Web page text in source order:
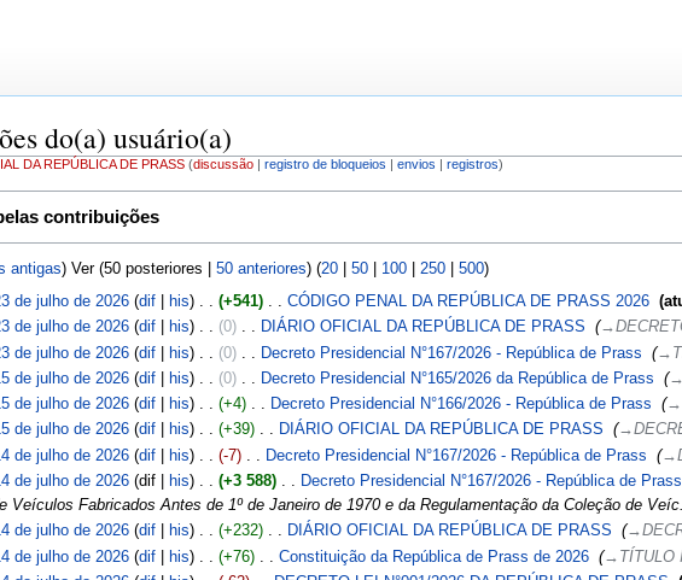
do(a) usuário(a)
DA REPÚBLICA DE PRASS discussão registro de bloqueios envios registros
contribuições
antigas) Ver (50 posteriores | 50 anteriores) (20| 50| 100| 250| 500)
de julho de 2026 dif his +541 ‎ CÓDIGO PENAL DA REPÚBLICA DE PRASS 2026‎
de julho de 2026 dif his 0 ‎ DIÁRIO OFICIAL DA REPÚBLICA DE PRASS
de julho de 2026 dif his 0 ‎ Decreto Presidencial N°167/2026 - República de Prass
de julho de 2026 dif his 0 ‎ Decreto Presidencial N°165/2026 da República de Prass
de julho de 2026 dif his +4 ‎ Decreto Presidencial N°166/2026 - República de Prass
de julho de 2026 dif his +39 ‎ DIÁRIO OFICIAL DA REPÚBLICA DE PRASS
de julho de 2026 dif his -7 ‎ Decreto Presidencial N°167/2026 - República de Prass
de julho de 2026 dif his +3 588 ‎ Decreto Presidencial N°167/2026 - República de Prass
Veículos Fabricados Antes de 1º de Janeiro de 1970 e da Regulamentação da Coleção de
de julho de 2026 dif his +232 ‎ DIÁRIO OFICIAL DA REPÚBLICA DE PRASS
de julho de 2026 dif his +76 ‎ Constituição da República de Prass de 2026‎ →‎TÍTULO